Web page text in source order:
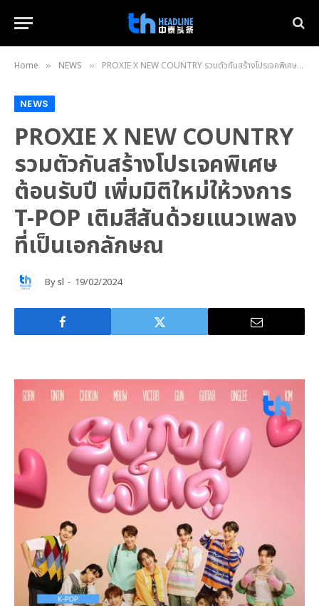
Home » NEWS » PROXIE X NEW COUNTRY รวมตัวกันสร้างโปรเจคพิเศษต้อนรับปี เพิ่มมิติใหม่ให้วงการ T-POP เติมสีสันด้วยแนวเพลงที่เป็นเอกลักษณ
NEWS
PROXIE X NEW COUNTRY
รวมตัวกันสร้างโปรเจคพิเศษ
ต้อนรับปี เพิ่มมิติใหม่ให้วงการ
T-POP เติมสีสันด้วยแนวเพลง
ที่เป็นเอกลักษณ
Bysl 19/02/2024